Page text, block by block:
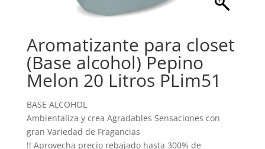
Aromatizante para closet
(Base alcohol) Pepino
Melon 20 Litros PLim51
BASE ALCOHOL
Ambientaliza y crea Agradables Sensaciones con
gran Variedad de Fragancias
!! Aprovecha precio rebajado hasta 300% de